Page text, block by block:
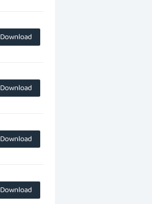
Download
Download
Download
Download